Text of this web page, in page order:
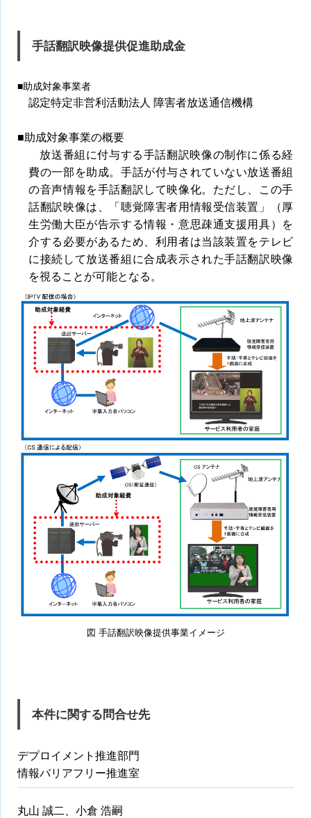
手話翻訳映像提供促進助成金
■助成対象事業者
認定特定非営利活動法人 障害者放送通信機構
■助成対象事業の概要
放送番組に付与する手話翻訳映像の制作に係る経
費の一部を助成。手話が付与されていない放送番組
の音声情報を手話翻訳して映像化。ただし、この手
話翻訳映像は、「聴覚障害者用情報受信装置」（厚
生労働大臣が告示する情報・意思疎通支援用具）を
介する必要があるため、利用者は当該装置をテレビ
に接続して放送番組に合成表示された手話翻訳映像
を視ることが可能となる。
図 手話翻訳映像提供事業イメージ
本件に関する問合せ先
デプロイメント推進部門
情報バリアフリー推進室
丸山 誠二、小倉 浩嗣